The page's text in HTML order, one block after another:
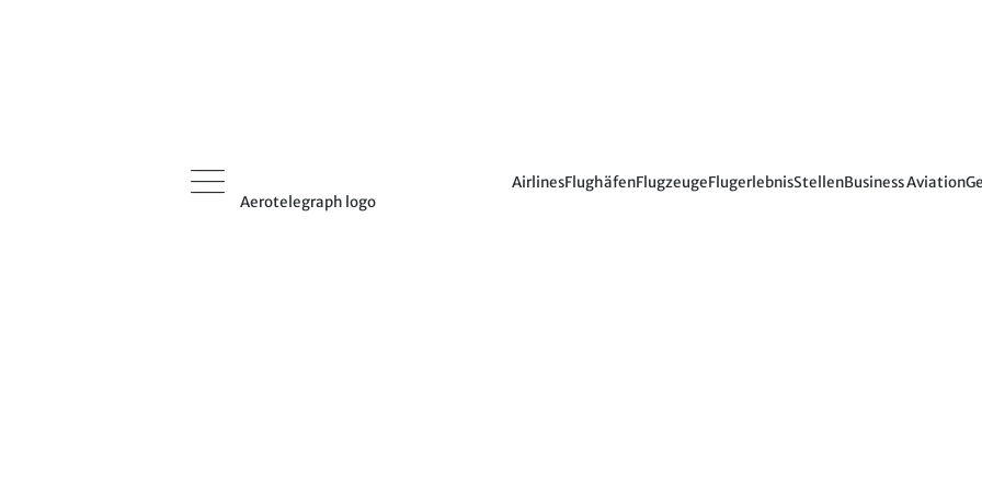
Aerotelegraph logo
AirlinesFlughäfenFlugzeugeFlugerlebnisStellenBusiness Aviation